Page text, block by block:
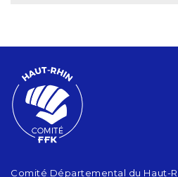
Comité Départemental du Haut-